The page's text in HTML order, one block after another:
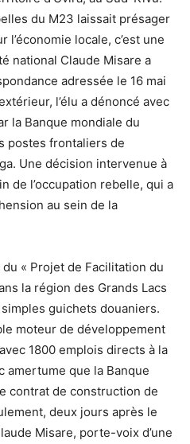
du M23 laissait présager
l’économie locale, c’est une
national Claude Misare a
adressée le 16 mai
l’élu a dénoncé avec
la Banque mondiale du
postes frontaliers de
Une décision intervenue à
de l’occupation rebelle, qui a
au sein de la
« Projet de Facilitation du
la région des Grands Lacs
guichets douaniers.
moteur de développement
1800 emplois directs à la
amertume que la Banque
contrat de construction de
deux jours après le
Misare, porte-voix d’une